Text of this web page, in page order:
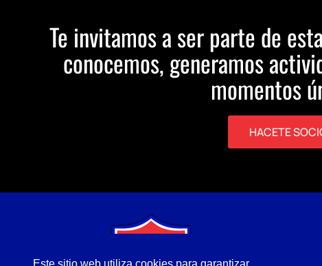
Te invitamos a ser parte de
conocemos, generamos
momentos
HACETE